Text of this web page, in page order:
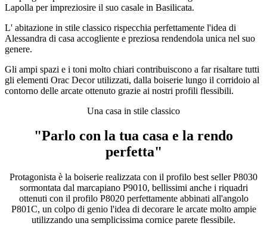
Lapolla per impreziosire il suo casale in Basilicata.
L' abitazione in stile classico rispecchia perfettamente l'idea di
Alessandra di casa accogliente e preziosa rendendola unica nel suo
genere.
Gli ampi spazi e i toni molto chiari contribuiscono a far risaltare tutti
gli elementi Orac Decor utilizzati, dalla boiserie lungo il corridoio al
contorno delle arcate ottenuto grazie ai nostri profili flessibili.
Una casa in stile classico
"Parlo con la tua casa e la rendo
perfetta"
Protagonista è la boiserie realizzata con il profilo best seller P8030
sormontata dal marcapiano P9010, bellissimi anche i riquadri
ottenuti con il profilo P8020 perfettamente abbinati all'angolo
P801C, un colpo di genio l'idea di decorare le arcate molto ampie
utilizzando una semplicissima cornice parete flessibile.